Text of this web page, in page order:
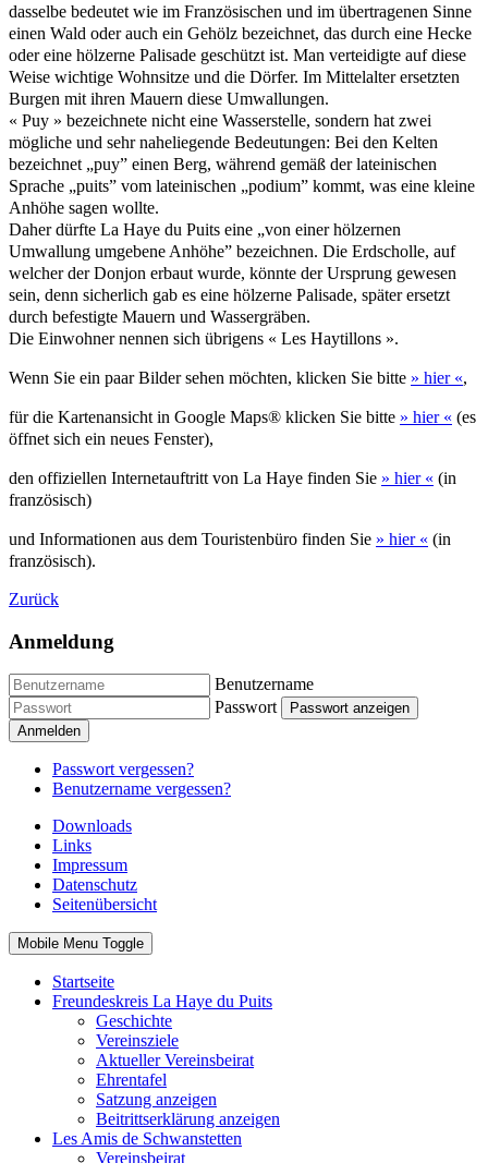
dasselbe bedeutet wie im Französischen und im übertragenen Sinne
einen Wald oder auch ein Gehölz bezeichnet, das durch eine Hecke
oder eine hölzerne Palisade geschützt ist. Man verteidigte auf diese
Weise wichtige Wohnsitze und die Dörfer. Im Mittelalter ersetzten
Burgen mit ihren Mauern diese Umwallungen.
« Puy » bezeichnete nicht eine Wasserstelle, sondern hat zwei
mögliche und sehr naheliegende Bedeutungen: Bei den Kelten
bezeichnet „puy” einen Berg, während gemäß der lateinischen
Sprache „puits” vom lateinischen „podium” kommt, was eine kleine
Anhöhe sagen wollte.
Daher dürfte La Haye du Puits eine „von einer hölzernen
Umwallung umgebene Anhöhe” bezeichnen. Die Erdscholle, auf
welcher der Donjon erbaut wurde, könnte der Ursprung gewesen
sein, denn sicherlich gab es eine hölzerne Palisade, später ersetzt
durch befestigte Mauern und Wassergräben.
Die Einwohner nennen sich übrigens « Les Haytillons ».
Wenn Sie ein paar Bilder sehen möchten, klicken Sie bitte » hier «,
für die Kartenansicht in Google Maps® klicken Sie bitte » hier « (es
öffnet sich ein neues Fenster),
den offiziellen Internetauftritt von La Haye finden Sie » hier « (in
französisch)
und Informationen aus dem Touristenbüro finden Sie » hier « (in
französisch).
Zurück
Anmeldung
Benutzername
Passwort
Passwort anzeigen
Anmelden
Passwort vergessen?
Benutzername vergessen?
Downloads
Links
Impressum
Datenschutz
Seitenübersicht
Mobile Menu Toggle
Startseite
Freundeskreis La Haye du Puits
Geschichte
Vereinsziele
Aktueller Vereinsbeirat
Ehrentafel
Satzung anzeigen
Beitrittserklärung anzeigen
Les Amis de Schwanstetten
Vereinsbeirat